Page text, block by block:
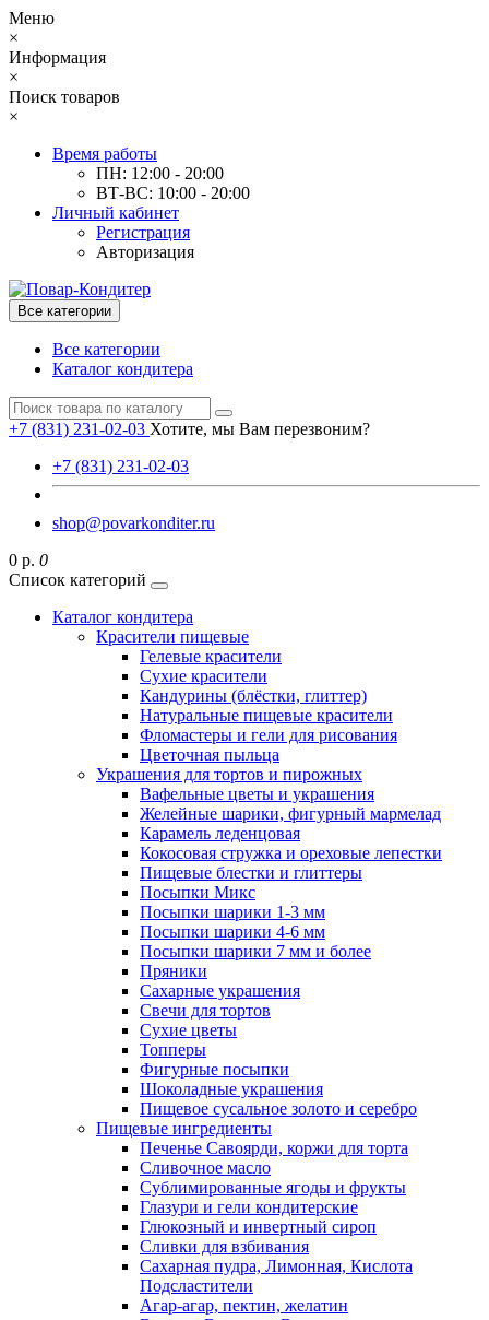
Меню
×
Информация
×
Поиск товаров
×
Время работы
ПН: 12:00 - 20:00
ВТ-ВС: 10:00 - 20:00
Личный кабинет
Регистрация
Авторизация
Все категории
Все категории
Каталог кондитера
+7 (831) 231-02-03 Хотите, мы Вам перезвоним?
+7 (831) 231-02-03
shop@povarkonditer.ru
0 р. 0
Список категорий
Каталог кондитера
Красители пищевые
Гелевые красители
Сухие красители
Кандурины (блёстки, глиттер)
Натуральные пищевые красители
Фломастеры и гели для рисования
Цветочная пыльца
Украшения для тортов и пирожных
Вафельные цветы и украшения
Желейные шарики, фигурный мармелад
Карамель леденцовая
Кокосовая стружка и ореховые лепестки
Пищевые блестки и глиттеры
Посыпки Микс
Посыпки шарики 1-3 мм
Посыпки шарики 4-6 мм
Посыпки шарики 7 мм и более
Пряники
Сахарные украшения
Свечи для тортов
Сухие цветы
Топперы
Фигурные посыпки
Шоколадные украшения
Пищевое сусальное золото и серебро
Пищевые ингредиенты
Печенье Савоярди, коржи для торта
Сливочное масло
Сублимированные ягоды и фрукты
Глазури и гели кондитерские
Глюкозный и инвертный сироп
Сливки для взбивания
Сахарная пудра, Лимонная, Кислота
Подсластители
Агар-агар, пектин, желатин